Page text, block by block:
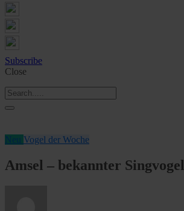
Subscribe
Close
Vogel der Woche
Amsel – bekannter Singvogel